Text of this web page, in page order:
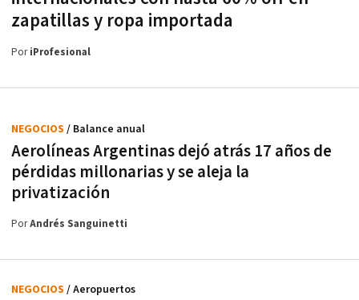
zapatillas y ropa importada
PoriProfesional
Aerolíneas Argentinas dejó atrás 17 años de
pérdidas millonarias y se aleja la
privatización
NEGOCIOS / Balance anual
PorAndrés Sanguinetti
NEGOCIOS / Aeropuertos